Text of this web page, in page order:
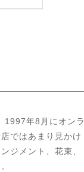
1997年8月にオンラ
ではあまり見かけ
ジメント、花束、